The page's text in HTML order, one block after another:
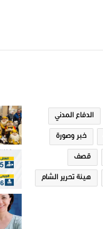
الدفاع المدني
خبر وصورة
قصف
هيئة تحرير الشام